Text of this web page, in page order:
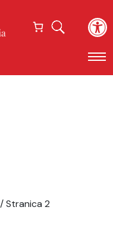
/ Stranica 2